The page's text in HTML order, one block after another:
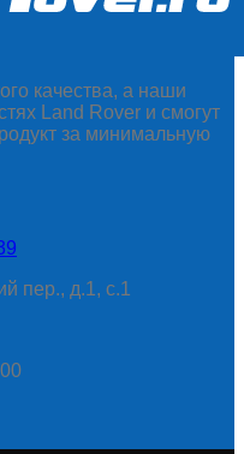
качества, а наши
Land Rover и смогут
за минимальную
пер., д.1, с.1